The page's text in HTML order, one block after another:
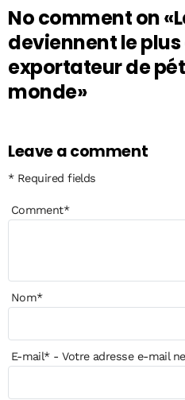
No comment on
deviennent le
exportateur de
monde»
Leave a comment
* Required fields
Comment*
Nom*
E-mail*- Votre adresse e-mail